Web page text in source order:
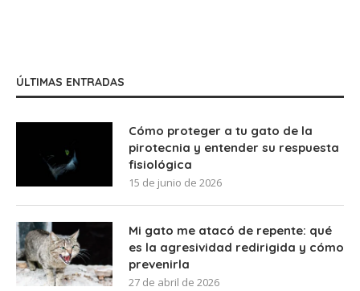
ÚLTIMAS ENTRADAS
Cómo proteger a tu gato de la
pirotecnia y entender su respuesta
fisiológica
15 de junio de 2026
Mi gato me atacó de repente: qué
es la agresividad redirigida y cómo
prevenirla
27 de abril de 2026